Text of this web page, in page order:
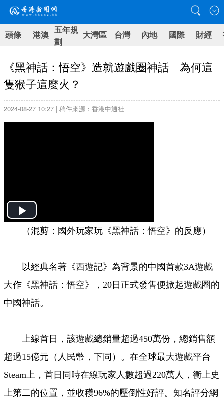
頭條 港澳 五年規
劃
大灣區 台灣 內地 國際 財經
《黑神話：悟空》造就遊戲圈神話 為何這
隻猴子這麼火？
2024-08-27 10:27 | 稿件來源：香港中通社
Play
Video
（混剪：國外玩家玩《黑神話：悟空》的反應）
以經典名著《西遊記》為背景的中國首款3A遊戲
大作《黑神話：悟空》，20日正式發售便掀起遊戲圈的
中國神話。
上線首日，該遊戲總銷量超過450萬份，總銷售額
超過15億元（人民幣，下同）。在全球最大遊戲平台
Steam上，首日同時在線玩家人數超過220萬人，衝上史
上第二的位置，並收穫96%的壓倒性好評。知名評分網